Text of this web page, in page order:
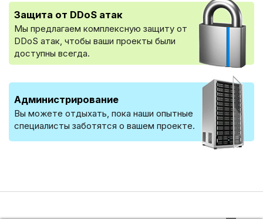
Защита от DDoS атак
Мы предлагаем комплексную защиту от
DDoS атак, чтобы ваши проекты были
доступны всегда.
Администрирование
Вы можете отдыхать, пока наши опытные
специалисты заботятся о вашем проекте.